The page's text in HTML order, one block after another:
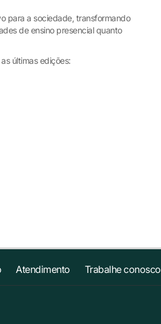
para a sociedade, transformando
de ensino presencial quanto
últimas edições:
Atendimento Trabalhe conosco